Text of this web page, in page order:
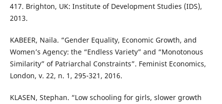
417. Brighton, UK: Institute of Development Studies (IDS),
2013.
KABEER, Naila. “Gender Equality, Economic Growth, and
Women’s Agency: the “Endless Variety” and “Monotonous
Similarity” of Patriarchal Constraints”. Feminist Economics,
London, v. 22, n. 1, 295-321, 2016.
KLASEN, Stephan. “Low schooling for girls, slower growth